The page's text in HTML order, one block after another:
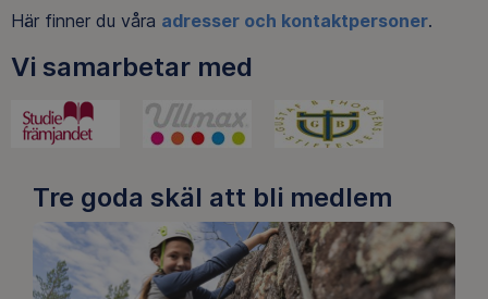
Här finner du våra adresser och kontaktpersoner.
Vi samarbetar med
Tre goda skäl att bli medlem